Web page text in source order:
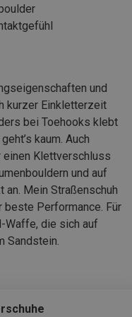
und
kurzer Einkletterzeit
bei Toehooks klebt
kaum. Auch
einen Klettverschluss
und auf
Mein Straßenschuh
beste Performance. Für
Waffe, die sich auf
Sandstein.